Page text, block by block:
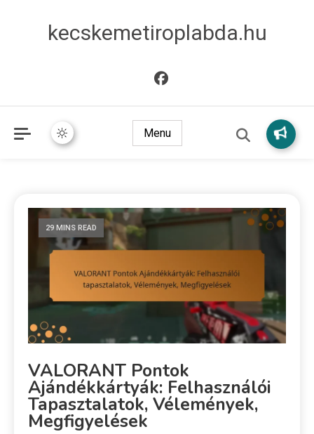
kecskemetiroplabda.hu
Menu
29 MINS READ
VALORANT Pontok
Ajándékkártyák: Felhasználói
Tapasztalatok, Vélemények,
Megfigyelések